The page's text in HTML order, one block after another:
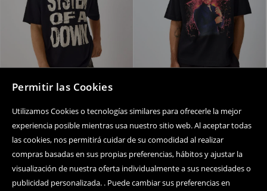
Permitir las Cookies
Utilizamos Cookies o tecnologías similares para ofrecerle la mejor
experiencia posible mientras usa nuestro sitio web. Al aceptar todas
las cookies, nos permitirá cuidar de su comodidad al realizar
compras basadas en sus propias preferencias, hábitos y ajustar la
visualización de nuestra oferta individualmente a sus necesidades o
publicidad personalizada. . Puede cambiar sus preferencias en
Camiseta con impresión System of a Down
22,99 EUR
Camiseta con impresión Pitbull
22,99 EUR